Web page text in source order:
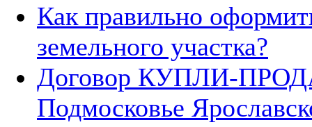
Как правильно
земельного участка?
Договор КУПЛИ-
Подмосковье